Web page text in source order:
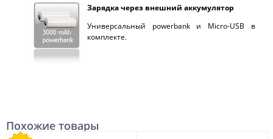
Зарядка через внешний аккумулятор
Универсальный powerbank и Micro-USB в
комплекте.
Похожие товары